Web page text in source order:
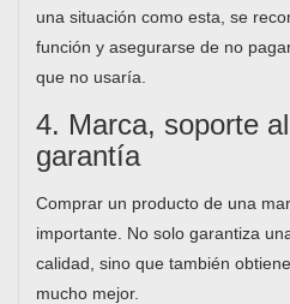
una situación como esta, se
función y asegurarse de no
que no usaría.
4. Marca, soporte
garantía
Comprar un producto de una
importante. No solo garantiza
calidad, sino que también
mucho mejor.